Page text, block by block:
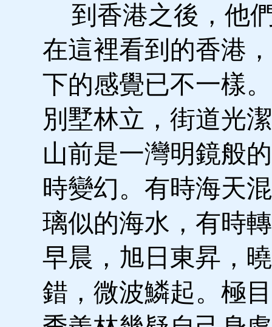
到香港之後，他
在這裡看到的香港
下的感覺已不一樣
別墅林立，街道光
山前是一灣明鏡般
時變幻。有時海天
璃似的海水，有時
早晨，旭日東昇，
錯，微波鱗起。極